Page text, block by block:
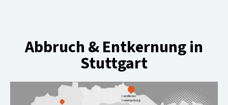
Abbruch & Entkernung in
Stuttgart